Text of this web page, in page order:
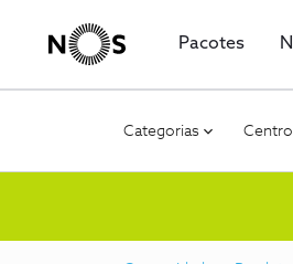
Pacotes
Categorias